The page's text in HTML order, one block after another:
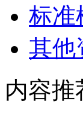
标准
其他
内容推